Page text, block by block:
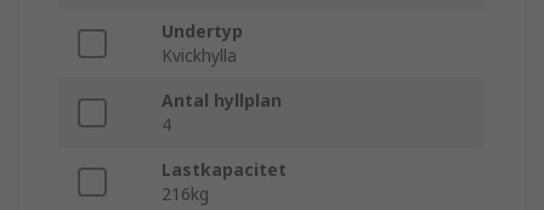
Undertyp
Kvickhylla
Antal hyllplan
4
Lastkapacitet
216kg